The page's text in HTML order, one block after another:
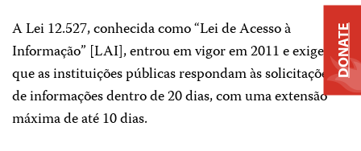
A Lei 12.527, conhecida como “Lei de Acesso à
Informação” [LAI], entrou em vigor em 2011 e exige
que as instituições públicas respondam às solicitações
de informações dentro de 20 dias, com uma extensão
máxima de até 10 dias.
DONATE